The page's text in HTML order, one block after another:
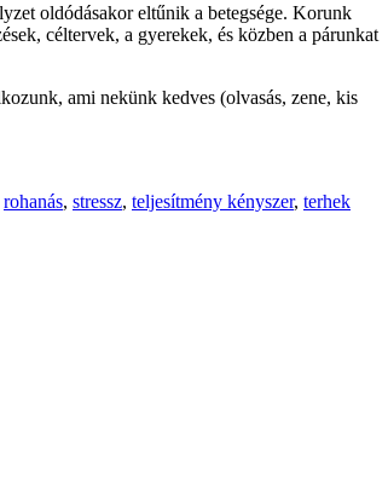
oldódásakor eltűnik a betegsége. Korunk
céltervek, a gyerekek, és közben a párunkat
ami nekünk kedves (olvasás, zene, kis
rohanás, stressz, teljesítmény kényszer, terhek